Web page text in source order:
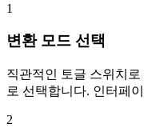
1
변환 모드 선택
직관적인 토글 스위치
로 선택합니다. 인터페
2